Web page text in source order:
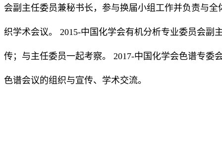
会副主任委员兼秘书长，参与换届小组工作并负责与
织学术会议。 2015-中国化学会有机分析专业委员会副
传；与主任委员一起考察。 2017-中国化学会色谱专委
色谱会议的组织与宣传、学术交流。